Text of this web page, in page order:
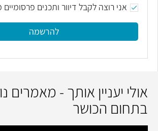
אני רוצה לקבל דיוור ותכנים
להרשמה
אולי יעניין אותך - מאמרים
בתחום הכושר